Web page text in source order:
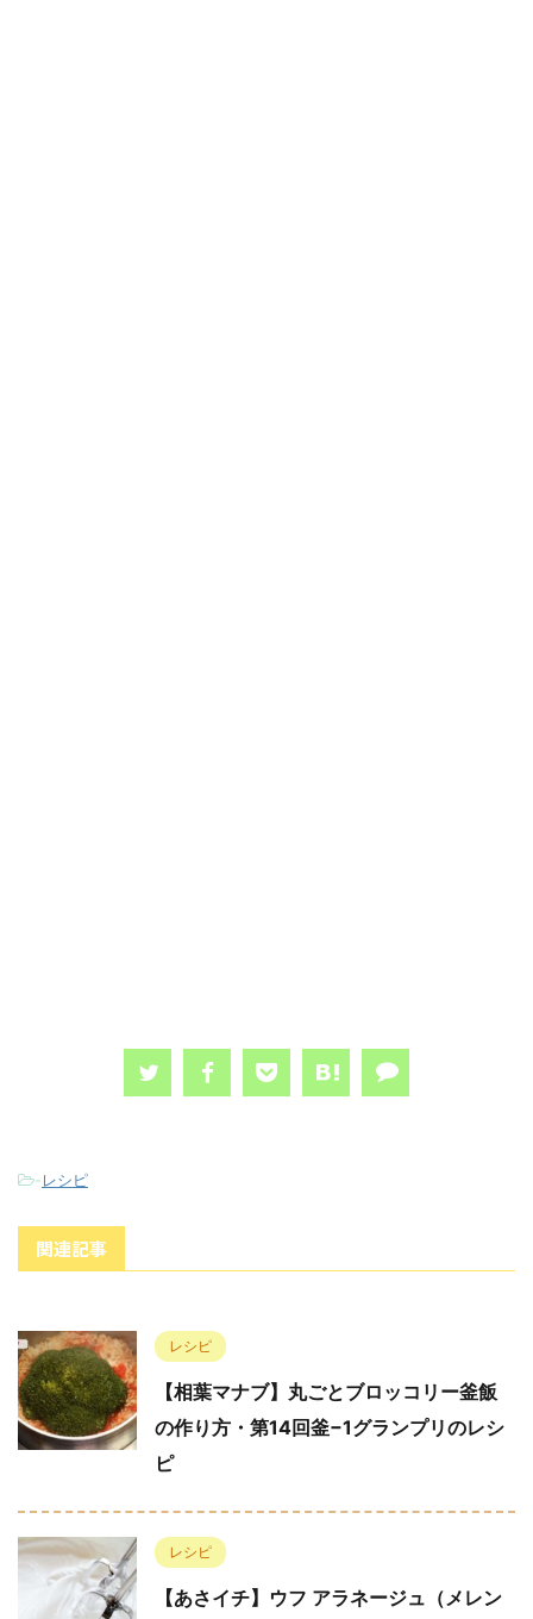
-レシピ
関連記事
レシピ
【相葉マナブ】丸ごとブロッコリー釜飯
の作り方・第14回釜−1グランプリのレシ
ピ
レシピ
【あさイチ】ウフ アラネージュ（メレン